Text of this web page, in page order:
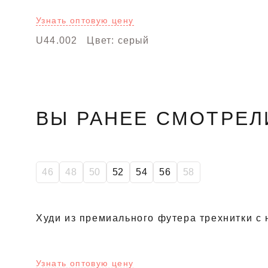
Узнать оптовую цену
U44.002 Цвет: серый
ВЫ РАНЕЕ
46 48 50 52 54 56 58
Худи из премиального футера трехнитки с
Узнать оптовую цену